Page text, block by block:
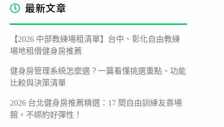
最新文章
【2026 中部教練場租清單】台中、彰化自由教練
場地租借健身房推薦
健身房管理系統怎麼選？一篇看懂挑選重點、功能
比較與決策清單
2026 台北健身房推薦精選：17 間自由訓練友善場
館，不綁約好彈性！